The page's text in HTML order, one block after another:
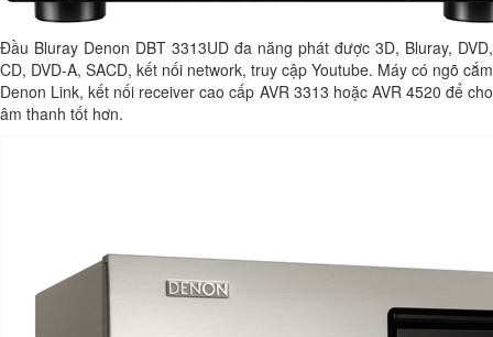
Đầu Bluray Denon DBT 3313UD đa năng phát được 3D, Bluray, DVD,
CD, DVD-A, SACD, kết nối network, truy cập Youtube. Máy có ngõ cắm
Denon Link, kết nối receiver cao cấp AVR 3313 hoặc AVR 4520 để cho
âm thanh tốt hơn.